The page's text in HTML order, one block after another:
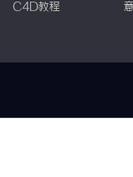
C4D教程